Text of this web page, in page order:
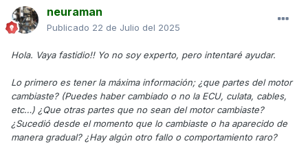
neuraman
Publicado 22 de Julio del 2025
Hola. Vaya fastidio!! Yo no soy experto, pero intentaré ayudar.
Lo primero es tener la máxima información; ¿que partes del motor
cambiaste? (Puedes haber cambiado o no la ECU, culata, cables,
etc…) ¿Que otras partes que no sean del motor cambiaste?
¿Sucedió desde el momento que lo cambiaste o ha aparecido de
manera gradual? ¿Hay algún otro fallo o comportamiento raro?